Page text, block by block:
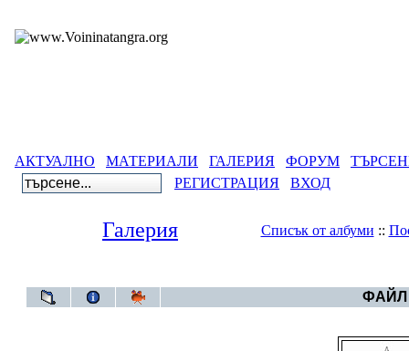
АКТУАЛНО МАТЕРИАЛИ ГАЛЕРИЯ ФОРУМ
РЕГИСТРАЦИЯ
ВХОД
Галерия Списък от албуми ::
ФАЙЛ